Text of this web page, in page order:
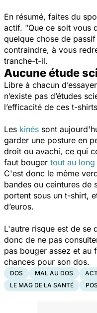
En résumé, faites du
actif. "Que ce soit vous
quelque chose de
contraindre, à vous
tranche-t-il.
Aucune étude
Libre à chacun
n’existe pas d’études
l’efficacité de ces t-
Les kinés sont
garder une posture en
droit ou avachi, ce qui
faut bouger tout au
C'est donc le même
bandes ou ceintures de
portent sous un t-shirt,
d’euros.
L'autre risque est de se
donc de ne pas
pas bouger assez et au
chances pour son dos.
DOS MAL AU DOS
LE MAG DE LA SANTÉ